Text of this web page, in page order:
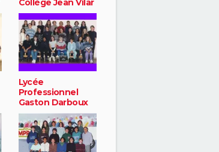
Collège Jean Vilar
Lycée
Professionnel
Gaston Darboux